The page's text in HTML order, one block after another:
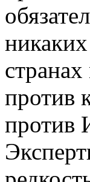
против
против